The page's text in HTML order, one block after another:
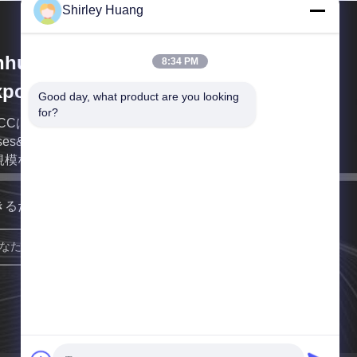
Arts & Crafts Import &
Company Ltd.
はプロダクト電子工学、織物、靴、帽子、
、家具、おもちゃ、屋外を覆うため、等
模な専門の外国貿易の会社である、
るだけ早くご連絡いたします。
Shirley Huang
8:34 PM
Good day, what product are you looking
for?